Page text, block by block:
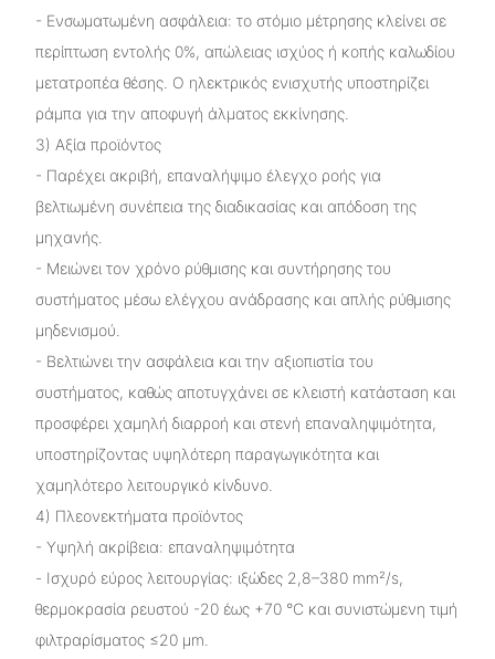
- Ενσωματωμένη ασφάλεια: το στόμιο μέτρησης κλείνει σε
περίπτωση εντολής 0%, απώλειας ισχύος ή κοπής καλωδίου
μετατροπέα θέσης. Ο ηλεκτρικός ενισχυτής υποστηρίζει
ράμπα για την αποφυγή άλματος εκκίνησης.
3) Αξία προϊόντος
- Παρέχει ακριβή, επαναλήψιμο έλεγχο ροής για
βελτιωμένη συνέπεια της διαδικασίας και απόδοση της
μηχανής.
- Μειώνει τον χρόνο ρύθμισης και συντήρησης του
συστήματος μέσω ελέγχου ανάδρασης και απλής ρύθμισης
μηδενισμού.
- Βελτιώνει την ασφάλεια και την αξιοπιστία του
συστήματος, καθώς αποτυγχάνει σε κλειστή κατάσταση και
προσφέρει χαμηλή διαρροή και στενή επαναληψιμότητα,
υποστηρίζοντας υψηλότερη παραγωγικότητα και
χαμηλότερο λειτουργικό κίνδυνο.
4) Πλεονεκτήματα προϊόντος
- Υψηλή ακρίβεια: επαναληψιμότητα
- Ισχυρό εύρος λειτουργίας: ιξώδες 2,8–380 mm²/s,
θερμοκρασία ρευστού -20 έως +70 °C και συνιστώμενη τιμή
φιλτραρίσματος ≤20 μm.